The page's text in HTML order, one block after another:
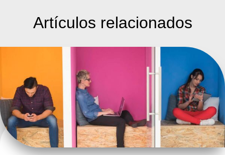
Artículos relacionados